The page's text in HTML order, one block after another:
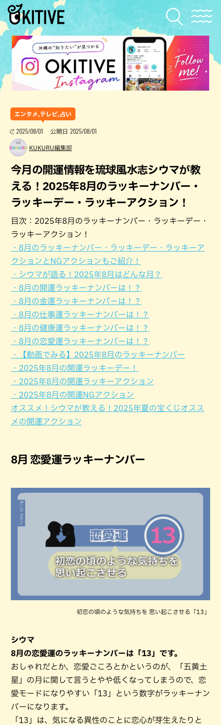
エンタメ,テレビ,占い
2025/08/01 公開日 2025/08/01
KUKURU編集部
今月の開運情報を琉球風水志シウマが教
える！2025年8月のラッキーナンバー・
ラッキーデー・ラッキーアクション！
目次：2025年8月のラッキーナンバー・ラッキーデー・
ラッキーアクション！
・8月のラッキーナンバー・ラッキーデー・ラッキーア
クションとNGアクションもご紹介！
・シウマが語る！2025年8月はどんな月？
・8月の開運ラッキーナンバーは！？
・8月の金運ラッキーナンバーは！？
・8月の仕事運ラッキーナンバーは！？
・8月の健康運ラッキーナンバーは！？
・8月の恋愛運ラッキーナンバーは！？
・【動画でみる】2025年8月のラッキーナンバー
・2025年8月の開運ラッキーデー！
・2025年8月の開運ラッキーアクション
・2025年8月の開運NGアクション
オススメ！シウマが教える！2025年夏の宝くじオスス
メの開運アクション
8月 恋愛運ラッキーナンバー
初恋の頃のような気持ちを 思い起こさせる「13」
シウマ
8月の恋愛運のラッキーナンバーは「13」です。
おしゃれだとか、恋愛ごころとかというのが、「五黄土
星」の月に関して言うとやや低くなってしまうので、恋
愛モードになりやすい「13」という数字がラッキーナン
バーになります。
「13」は、気になる異性のことに恋心が芽生えたりと